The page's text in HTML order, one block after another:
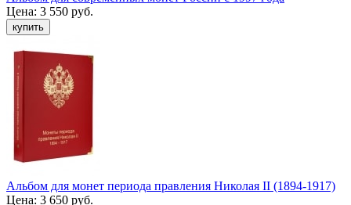
Цена: 3 550 руб.
Альбом для монет периода правления Николая II (1894-1917)
Цена: 3 650 руб.